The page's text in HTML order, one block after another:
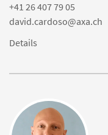
+41 26 407 79 05
david.cardoso@axa.ch
Details